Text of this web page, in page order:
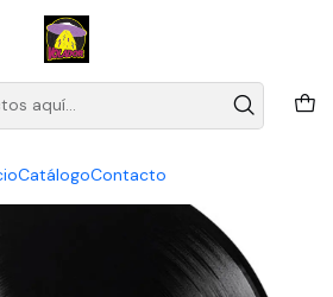
CatálogoContacto
el texto del slide